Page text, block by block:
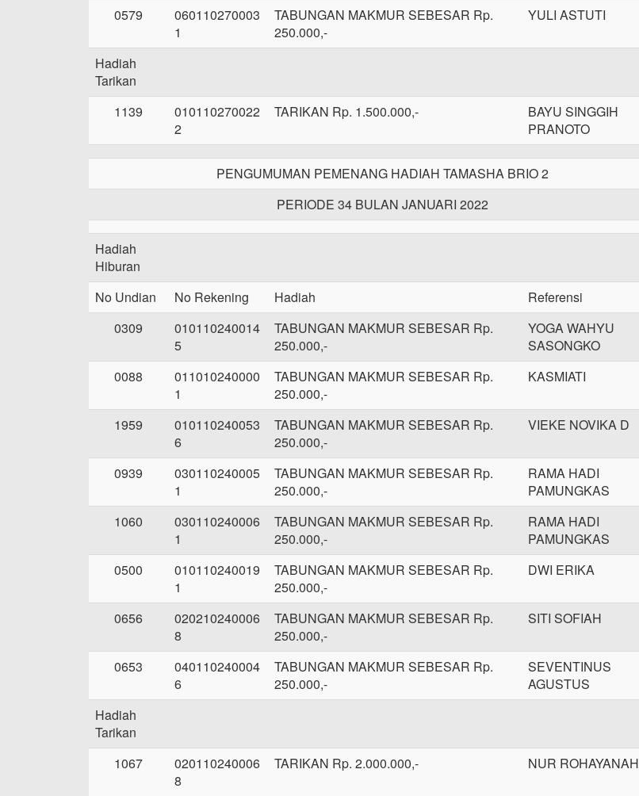
0579
060110270003
1
TABUNGAN MAKMUR SEBESAR Rp.
250.000,-
YULI ASTUTI
Hadiah
Tarikan
1139
010110270022
2
TARIKAN Rp. 1.500.000,-
BAYU SINGGIH
PRANOTO
PENGUMUMAN PEMENANG HADIAH TAMASHA BRIO 2
PERIODE 34 BULAN JANUARI 2022
Hadiah
Hiburan
No Undian
No Rekening Hadiah
Referensi
0309
010110240014
5
TABUNGAN MAKMUR SEBESAR Rp.
250.000,-
YOGA WAHYU
SASONGKO
0088
011010240000
1
TABUNGAN MAKMUR SEBESAR Rp.
250.000,-
KASMIATI
1959
010110240053
6
TABUNGAN MAKMUR SEBESAR Rp.
250.000,-
VIEKE NOVIKA D
0939
030110240005
1
TABUNGAN MAKMUR SEBESAR Rp.
250.000,-
RAMA HADI
PAMUNGKAS
1060
030110240006
1
TABUNGAN MAKMUR SEBESAR Rp.
250.000,-
RAMA HADI
PAMUNGKAS
0500
010110240019
1
TABUNGAN MAKMUR SEBESAR Rp.
250.000,-
DWI ERIKA
0656
020210240006
8
TABUNGAN MAKMUR SEBESAR Rp.
250.000,-
SITI SOFIAH
0653
040110240004
6
TABUNGAN MAKMUR SEBESAR Rp.
250.000,-
SEVENTINUS
AGUSTUS
Hadiah
Tarikan
1067
020110240006
8
TARIKAN Rp. 2.000.000,- NUR ROHAYANAH